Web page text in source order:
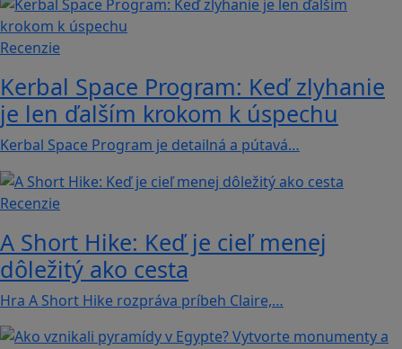
Recenzie
Kerbal Space Program: Keď zlyhanie
je len ďalším krokom k úspechu
Kerbal Space Program je detailná a pútavá…
Recenzie
A Short Hike: Keď je cieľ menej
dôležitý ako cesta
Hra A Short Hike rozpráva príbeh Claire,…